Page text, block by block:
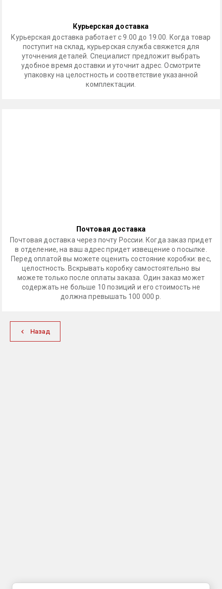
Курьерская доставка
Курьерская доставка работает с 9.00 до 19.00. Когда товар
поступит на склад, курьерская служба свяжется для
уточнения деталей. Специалист предложит выбрать
удобное время доставки и уточнит адрес. Осмотрите
упаковку на целостность и соответствие указанной
комплектации.
Почтовая доставка
Почтовая доставка через почту России. Когда заказ придет
в отделение, на ваш адрес придет извещение о посылке.
Перед оплатой вы можете оценить состояние коробки: вес,
целостность. Вскрывать коробку самостоятельно вы
можете только после оплаты заказа. Один заказ может
содержать не больше 10 позиций и его стоимость не
должна превышать 100 000 р.
Назад